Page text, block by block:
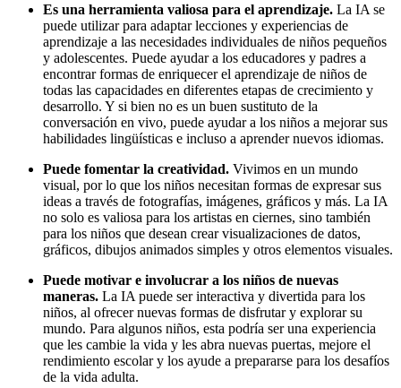
Es una herramienta valiosa para el aprendizaje. La IA se
puede utilizar para adaptar lecciones y experiencias de
aprendizaje a las necesidades individuales de niños pequeños
y adolescentes. Puede ayudar a los educadores y padres a
encontrar formas de enriquecer el aprendizaje de niños de
todas las capacidades en diferentes etapas de crecimiento y
desarrollo. Y si bien no es un buen sustituto de la
conversación en vivo, puede ayudar a los niños a mejorar sus
habilidades lingüísticas e incluso a aprender nuevos idiomas.
Puede fomentar la creatividad. Vivimos en un mundo
visual, por lo que los niños necesitan formas de expresar sus
ideas a través de fotografías, imágenes, gráficos y más. La IA
no solo es valiosa para los artistas en ciernes, sino también
para los niños que desean crear visualizaciones de datos,
gráficos, dibujos animados simples y otros elementos visuales.
Puede motivar e involucrar a los niños de nuevas
maneras. La IA puede ser interactiva y divertida para los
niños, al ofrecer nuevas formas de disfrutar y explorar su
mundo. Para algunos niños, esta podría ser una experiencia
que les cambie la vida y les abra nuevas puertas, mejore el
rendimiento escolar y los ayude a prepararse para los desafíos
de la vida adulta.